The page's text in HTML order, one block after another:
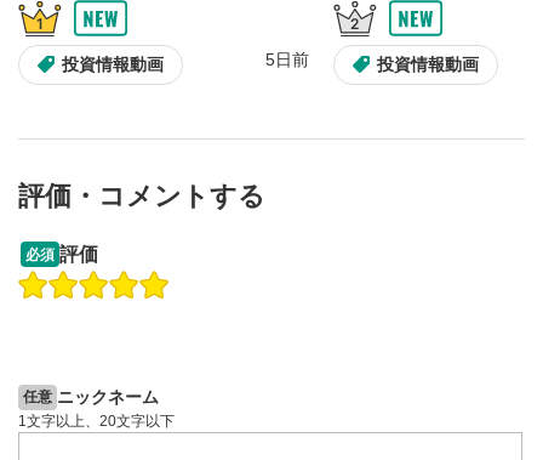
投資情報動画 5日前 投資情報動画
操作説明動画
評価・コメントする
必須 評価
任意 ニックネーム
1文字以上、20文字以下